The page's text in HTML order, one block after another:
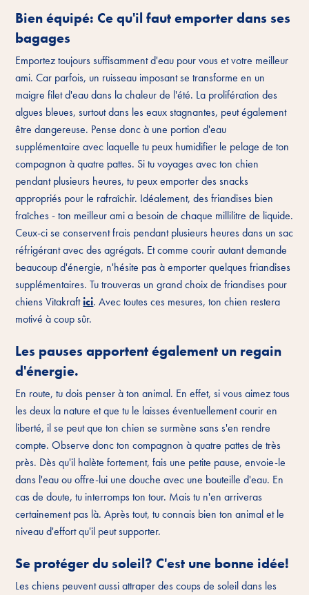
Bien équipé: Ce qu'il faut emporter dans ses
bagages
Emportez toujours suffisamment d'eau pour vous et votre meilleur
ami. Car parfois, un ruisseau imposant se transforme en un
maigre filet d'eau dans la chaleur de l'été. La prolifération des
algues bleues, surtout dans les eaux stagnantes, peut également
être dangereuse. Pense donc à une portion d'eau
supplémentaire avec laquelle tu peux humidifier le pelage de ton
compagnon à quatre pattes. Si tu voyages avec ton chien
pendant plusieurs heures, tu peux emporter des snacks
appropriés pour le rafraîchir. Idéalement, des friandises bien
fraîches - ton meilleur ami a besoin de chaque millilitre de liquide.
Ceux-ci se conservent frais pendant plusieurs heures dans un sac
réfrigérant avec des agrégats. Et comme courir autant demande
beaucoup d'énergie, n'hésite pas à emporter quelques friandises
supplémentaires. Tu trouveras un grand choix de friandises pour
chiens Vitakraftici. Avec toutes ces mesures, ton chien restera
motivé à coup sûr.
Les pauses apportent également un regain
d'énergie.
En route, tu dois penser à ton animal. En effet, si vous aimez tous
les deux la nature et que tu le laisses éventuellement courir en
liberté, il se peut que ton chien se surmène sans s'en rendre
compte. Observe donc ton compagnon à quatre pattes de très
près. Dès qu'il halète fortement, fais une petite pause, envoie-le
dans l'eau ou offre-lui une douche avec une bouteille d'eau. En
cas de doute, tu interromps ton tour. Mais tu n'en arriveras
certainement pas là. Après tout, tu connais bien ton animal et le
niveau d'effort qu'il peut supporter.
Se protéger du soleil? C'est une bonne idée!
Les chiens peuvent aussi attraper des coups de soleil dans les